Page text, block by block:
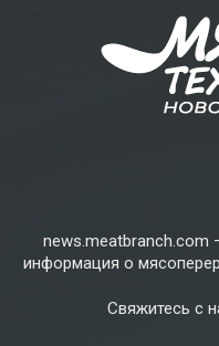
news.meatbranch.com
информация о
Свяжитесь с